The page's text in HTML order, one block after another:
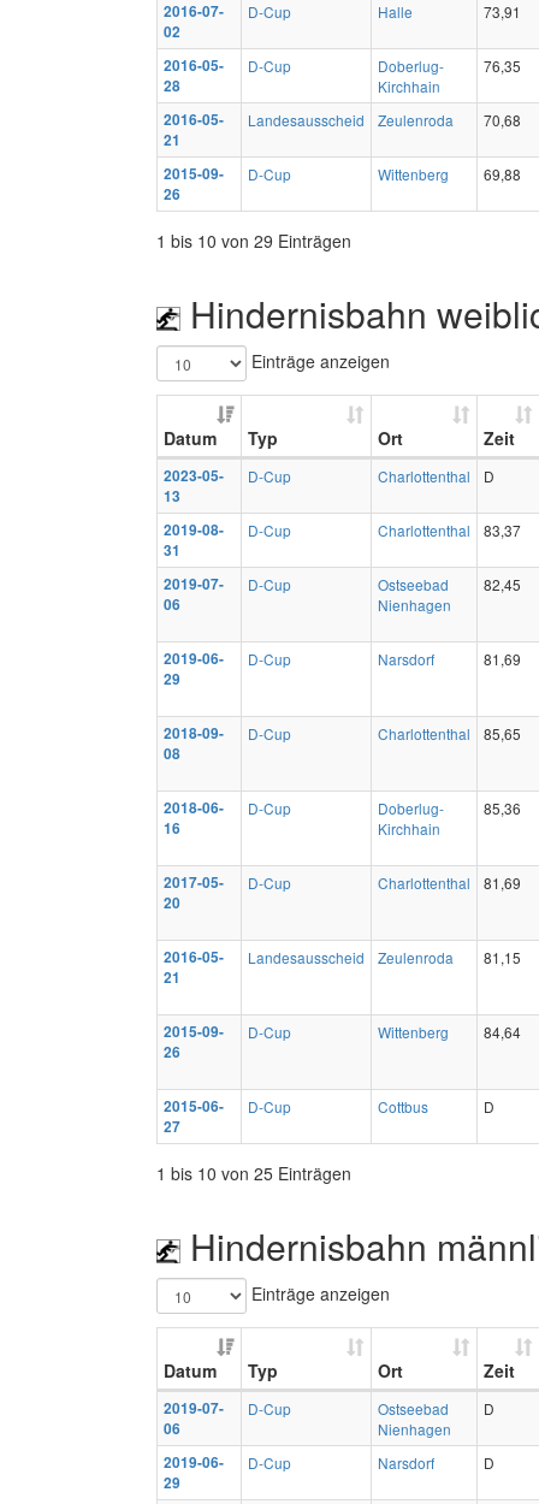
2016-07-
02
D-Cup Halle 73,91
2016-05-
28
D-Cup
Doberlug-
Kirchhain
76,35
2016-05-
21
Landesausscheid Zeulenroda 70,68
2015-09-
26
D-Cup Wittenberg 69,88
1 bis 10 von 29 Einträgen
Hindernisbahn
Einträge anzeigen
Datum Typ Ort Zeit
2023-05-
13
D-Cup Charlottenthal D
2019-08-
31
D-Cup Charlottenthal 83,37
2019-07-
06
D-Cup
Ostseebad
Nienhagen
82,45
2019-06-
29
D-Cup Narsdorf 81,69
2018-09-
08
D-Cup Charlottenthal 85,65
2018-06-
16
D-Cup
Doberlug-
Kirchhain
85,36
2017-05-
20
D-Cup Charlottenthal 81,69
2016-05-
21
Landesausscheid Zeulenroda 81,15
2015-09-
26
D-Cup Wittenberg 84,64
2015-06-
27
D-Cup Cottbus D
1 bis 10 von 25 Einträgen
Hindernisbahn
Einträge anzeigen
Datum Typ Ort Zeit
2019-07-
06
D-Cup
Ostseebad
Nienhagen
D
2019-06-
29
D-Cup Narsdorf D